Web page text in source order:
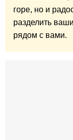
горе, но и
разделить
рядом с вами.